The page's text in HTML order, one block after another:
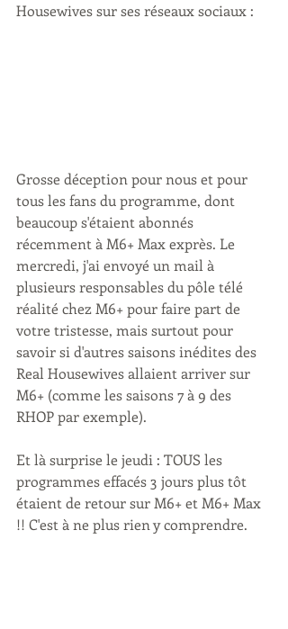
Housewives sur ses réseaux sociaux :
Grosse déception pour nous et pour
tous les fans du programme, dont
beaucoup s'étaient abonnés
récemment à M6+ Max exprès. Le
mercredi, j'ai envoyé un mail à
plusieurs responsables du pôle télé
réalité chez M6+ pour faire part de
votre tristesse, mais surtout pour
savoir si d'autres saisons inédites des
Real Housewives allaient arriver sur
M6+ (comme les saisons 7 à 9 des
RHOP par exemple).
Et là surprise le jeudi : TOUS les
programmes effacés 3 jours plus tôt
étaient de retour sur M6+ et M6+ Max
!! C'est à ne plus rien y comprendre.